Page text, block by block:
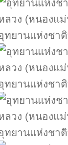
ทยานแห่งชา
ทยานแห่งชา
ทยานแห่งชา